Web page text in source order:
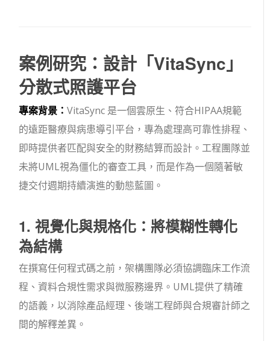
案例研究：設計「VitaSync」
分散式照護平台
專案背景：VitaSync 是一個雲原生、符合HIPAA規範
的遠距醫療與病患導引平台，專為處理高可靠性排程、
即時提供者匹配與安全的財務結算而設計。工程團隊並
未將UML視為僵化的審查工具，而是作為一個隨著敏
捷交付週期持續演進的動態藍圖。
1. 視覺化與規格化：將模糊性轉化
為結構
在撰寫任何程式碼之前，架構團隊必須協調臨床工作流
程、資料合規性需求與微服務邊界。UML提供了精確
的語義，以消除產品經理、後端工程師與合規審計師之
間的解釋差異。